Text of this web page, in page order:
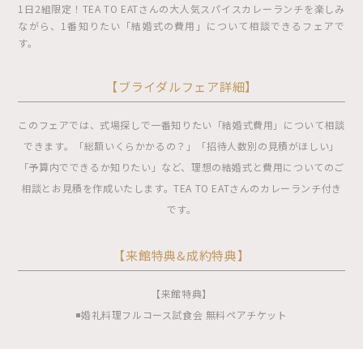
1日2組限定！TEA TO EATさんの大人気スパイスカレーランチを楽しみ
ながら、1番知りたい「結婚式の費用」について相談できるフェアで
す。
【ブライダルフェア詳細】
このフェアでは、式場探しで一番知りたい「結婚式費用」について相談
できます。「総額いくらかかるの？」「招待人数別の見積がほしい」
「予算内でできるか知りたい」など、理想の結婚式と費用についてのご
相談とお見積を作成いたします。TEA TO EATさんのカレーランチ付き
です。
【来館特典&成約特典】
【来館特典】
◾️婚礼料理フルコース試食会 無料ペアチケット